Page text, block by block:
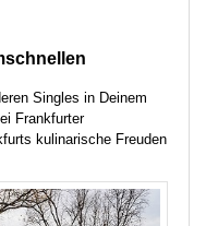
Singles in Deinem
Frankfurter
kulinarische Freuden